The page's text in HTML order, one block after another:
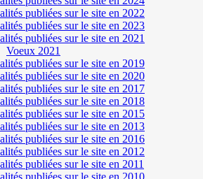
publiées sur le site en 2022
publiées sur le site en 2023
publiées sur le site en 2021
Voeux 2021
publiées sur le site en 2019
publiées sur le site en 2020
publiées sur le site en 2017
publiées sur le site en 2018
publiées sur le site en 2015
publiées sur le site en 2013
publiées sur le site en 2016
publiées sur le site en 2012
publiées sur le site en 2011
publiées sur le site en 2010